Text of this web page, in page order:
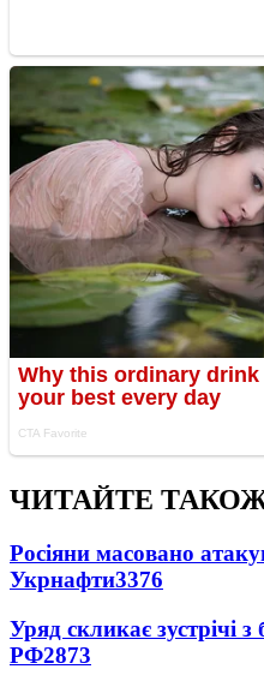
ЧИТАЙТЕ
Росіяни масовано
Укрнафти3376
Уряд скликає зустрічі з
РФ2873